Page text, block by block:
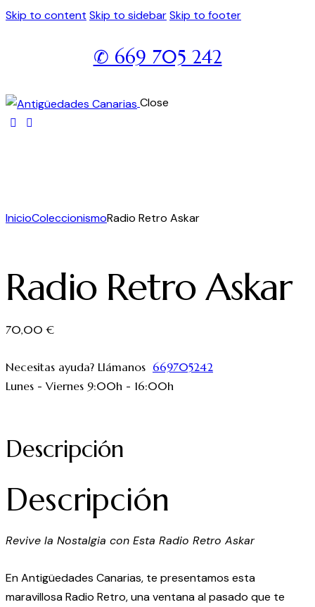
Skip to content Skip to sidebarSkip to footer
✆ 669 705 242
Close
InicioColeccionismoRadio Retro Askar
Radio Retro Askar
70,00€
Necesitas ayuda? Llámanos 669705242
Lunes - Viernes 9:00h - 16:00h
Descripción
Descripción
Revive la Nostalgia con Esta Radio Retro Askar
En Antigüedades Canarias, te presentamos esta
maravillosa Radio Retro, una ventana al pasado que te